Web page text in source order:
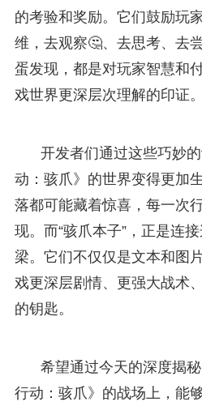
的考验和奖励。它们鼓励玩
维，去观察🤔、去思考、去
蛋发现，都是对玩家智慧和
戏世界更深层次理解的印证。
开发者们通过这些巧妙
动：骇爪》的世界变得更加
落都可能藏着惊喜，每一次
现。而“骇爪本子”，正是连
梁。它们不仅仅是文本和图
戏更深层剧情、更强大战术
的钥匙。
希望通过今天的深度揭
行动：骇爪》的战场上，能